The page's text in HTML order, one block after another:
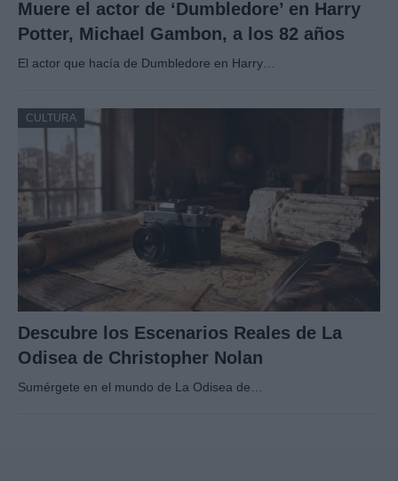
Muere el actor de ‘Dumbledore’ en Harry
Potter, Michael Gambon, a los 82 años
El actor que hacía de Dumbledore en Harry…
CULTURA
Descubre los Escenarios Reales de La
Odisea de Christopher Nolan
Sumérgete en el mundo de La Odisea de…